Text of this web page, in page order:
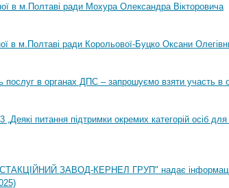
в м.Полтаві ради Мохура Олександра Вікторовича
в м.Полтаві ради Корольової-Буцко Оксани
послуг в органах ДПС – запрошуємо взяти участь в
питання підтримки окремих категорій осіб
ЗАВОД-КЕРНЕЛ ГРУП" надає